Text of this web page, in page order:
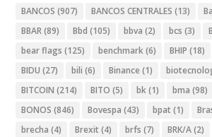
BANCOS (907) BANCOS CENTRALES (13)
BBAR(89) Bbd (105) bbva (2) bcs (3)
bear flags (125) benchmark(6) BHIP (18)
BIDU (27) bili (6) Binance (1)
BITCOIN (214) BITO (5) bk(1) bma (98)
BONOS (846) Bovespa (43) bpat (1)
brecha (4) Brexit (4) brfs (7) BRK/A(2)